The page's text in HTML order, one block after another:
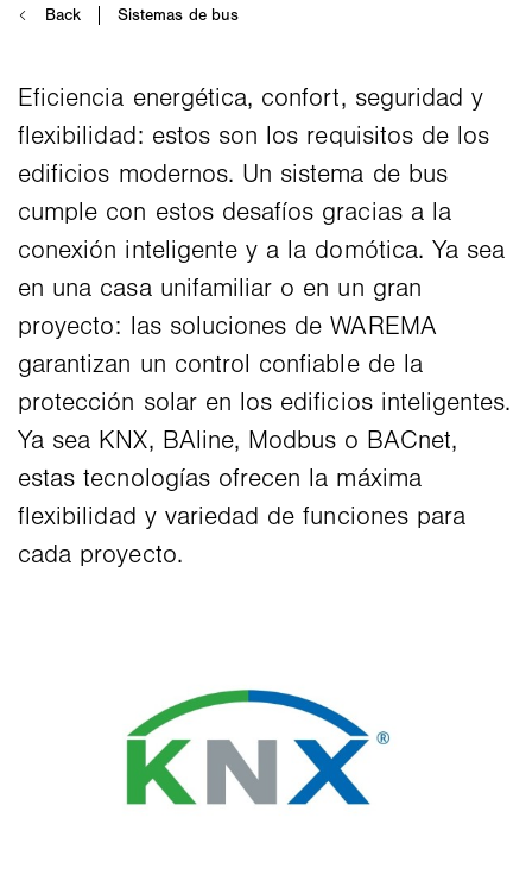
Eficiencia energética, confort, seguridad y
flexibilidad: estos son los requisitos de los
edificios modernos. Un sistema de bus
cumple con estos desafíos gracias a la
conexión inteligente y a la domótica. Ya sea
en una casa unifamiliar o en un gran
proyecto: las soluciones de WAREMA
garantizan un control confiable de la
protección solar en los edificios inteligentes.
Ya sea KNX, BAline, Modbus o BACnet,
estas tecnologías ofrecen la máxima
flexibilidad y variedad de funciones para
cada proyecto.